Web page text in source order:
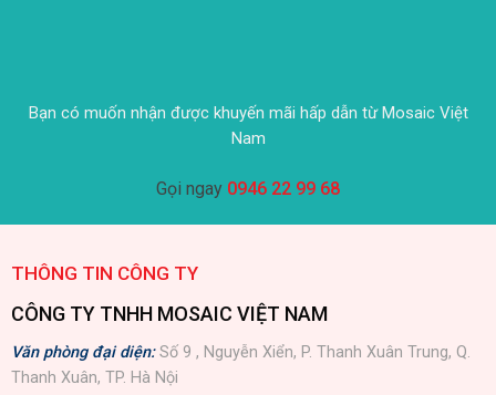
Bạn có muốn nhận được khuyến mãi hấp dẫn từ Mosaic Việt
Nam
Gọi ngay 0946 22 99 68
THÔNG TIN CÔNG TY
CÔNG TY TNHH MOSAIC VIỆT NAM
Văn phòng đại diện:Số 9 , Nguyễn Xiển, P. Thanh Xuân Trung, Q.
Thanh Xuân, TP. Hà Nội